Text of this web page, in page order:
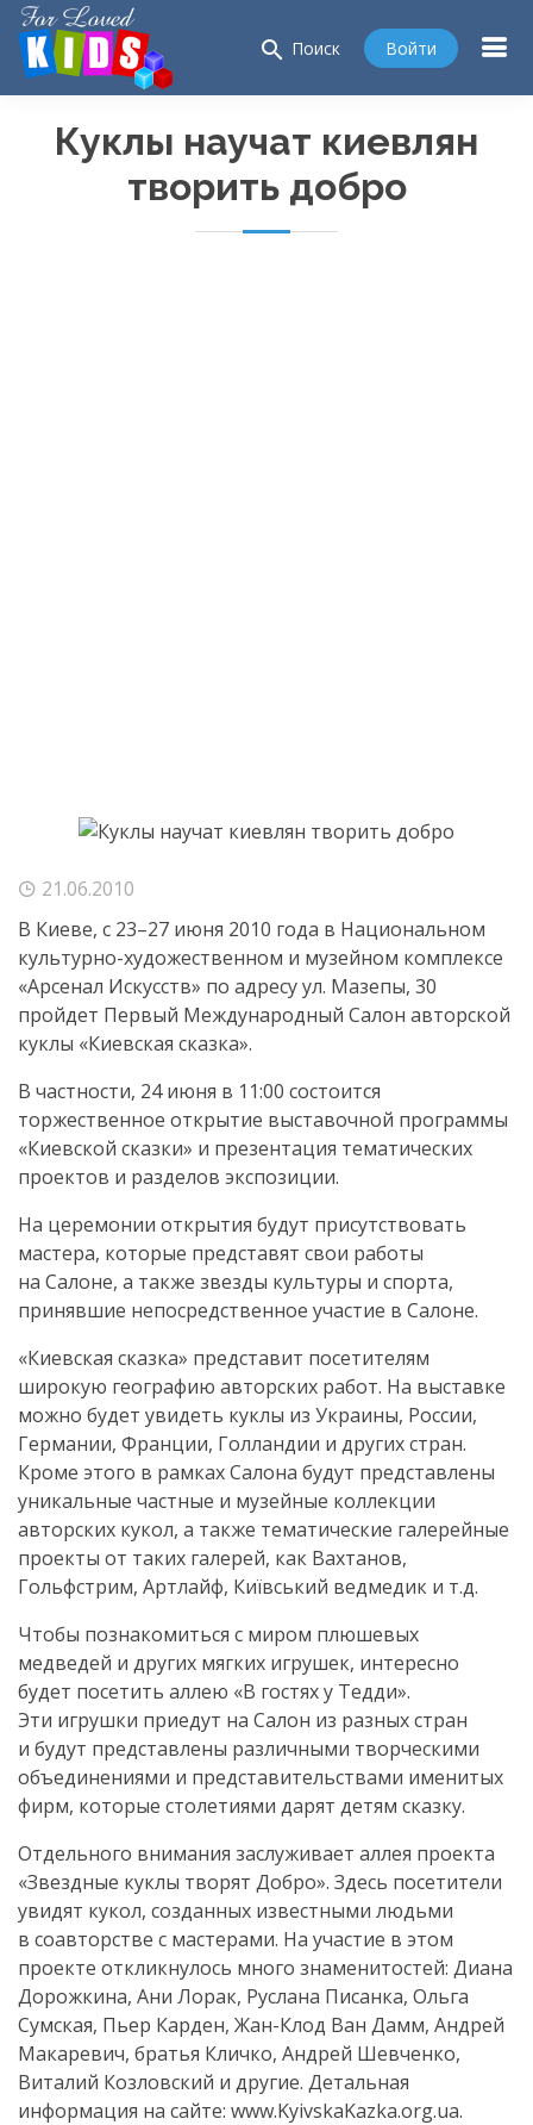
search Поиск Войти
Куклы научат киевлян
творить добро
21.06.2010
В Киеве, с 23–27 июня 2010 года в Национальном
культурно-художественном и музейном комплексе
«Арсенал Искусств» по адресу ул. Мазепы, 30
пройдет Первый Международный Салон авторской
куклы «Киевская сказка».
В частности, 24 июня в 11:00 состоится
торжественное открытие выставочной программы
«Киевской сказки» и презентация тематических
проектов и разделов экспозиции.
На церемонии открытия будут присутствовать
мастера, которые представят свои работы
на Салоне, а также звезды культуры и спорта,
принявшие непосредственное участие в Салоне.
«Киевская сказка» представит посетителям
широкую географию авторских работ. На выставке
можно будет увидеть куклы из Украины, России,
Германии, Франции, Голландии и других стран.
Кроме этого в рамках Салона будут представлены
уникальные частные и музейные коллекции
авторских кукол, а также тематические галерейные
проекты от таких галерей, как Вахтанов,
Гольфстрим, Артлайф, Київський ведмедик и т.д.
Чтобы познакомиться с миром плюшевых
медведей и других мягких игрушек, интересно
будет посетить аллею «В гостях у Тедди».
Эти игрушки приедут на Салон из разных стран
и будут представлены различными творческими
объединениями и представительствами именитых
фирм, которые столетиями дарят детям сказку.
Отдельного внимания заслуживает аллея проекта
«Звездные куклы творят Добро». Здесь посетители
увидят кукол, созданных известными людьми
в соавторстве с мастерами. На участие в этом
проекте откликнулось много знаменитостей: Диана
Дорожкина, Ани Лорак, Руслана Писанка, Ольга
Сумская, Пьер Карден, Жан-Клод Ван Дамм, Андрей
Макаревич, братья Кличко, Андрей Шевченко,
Виталий Козловский и другие. Детальная
информация на сайте: www.KyivskaKazka.org.ua.